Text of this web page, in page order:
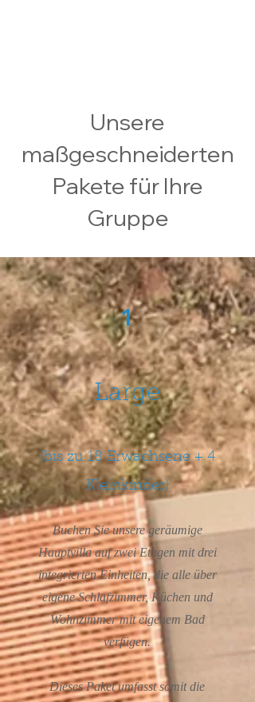
Unsere
maßgeschneiderten
Pakete für Ihre
Gruppe
1
Large
(bis zu 18 Erwachsene+ 4
Kleinkinder)
Buchen Sie unsere geräumige
Hauptvilla auf zwei Etagen mit drei
integrierten Einheiten, die alle über
eigene Schlafzimmer, Küchen und
Wohnzimmer mit eigenem Bad
verfügen.
Dieses Paket umfasst somit die